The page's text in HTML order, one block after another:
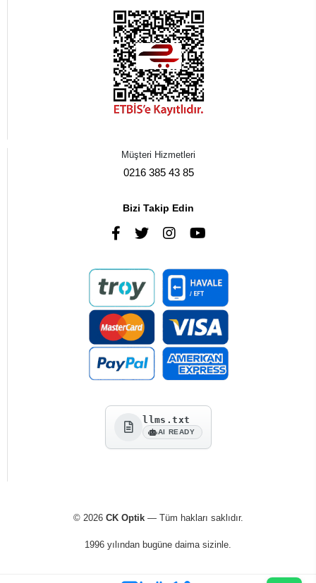
Müşteri Hizmetleri
0216 385 43 85
Bizi Takip Edin
llms.txt
AI READY
© 2026 CK Optik— Tüm hakları saklıdır.
1996 yılından bugüne daima sizinle.